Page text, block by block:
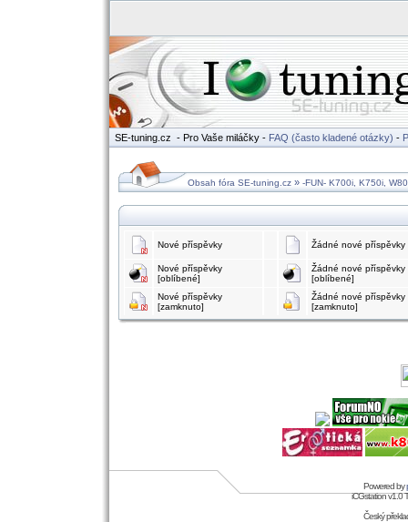
SE-tuning.cz - Pro Vaše miláčky - FAQ (často kladené otázky) -
Obsah fóra SE-tuning.cz » -FUN- K700i, K750i,
Nové příspěvky Žádné nové příspěvky
Nové příspěvky
[oblíbené]
Žádné nové příspěvky
[oblíbené]
Nové příspěvky
[zamknuto]
Žádné nové příspěvky
[zamknuto]
Powered by
iCGstation v1.0
Český